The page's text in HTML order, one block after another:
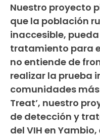
Nuestro proyecto
que la población
inaccesible,
tratamiento para
no entiende de
realizar la prueba
comunidades
Treat’, nuestro
de detección y
del VIH en